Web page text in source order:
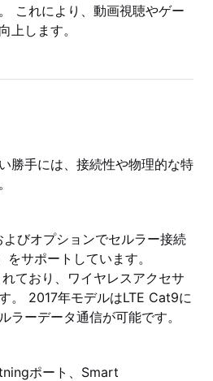
これにより、動画視聴やゲー
上します。
勝手には、接続性や物理的な特
びオプションでセルラー接続
をサポートしています。
ており、ワイヤレスアクセサ
。 2017年モデルはLTE Cat9に
ラーデータ通信が可能です。
ポート、Smart